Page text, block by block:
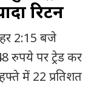
रिटर्न
2:15 बजे
रुपये पर ट्रेड कर
में 22 प्रतिशत